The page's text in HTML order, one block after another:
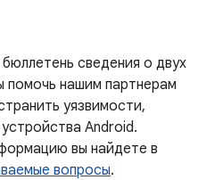
сведения о двух
помочь нашим партнерам
уязвимости,
Android.
вы найдете в
вопросы.